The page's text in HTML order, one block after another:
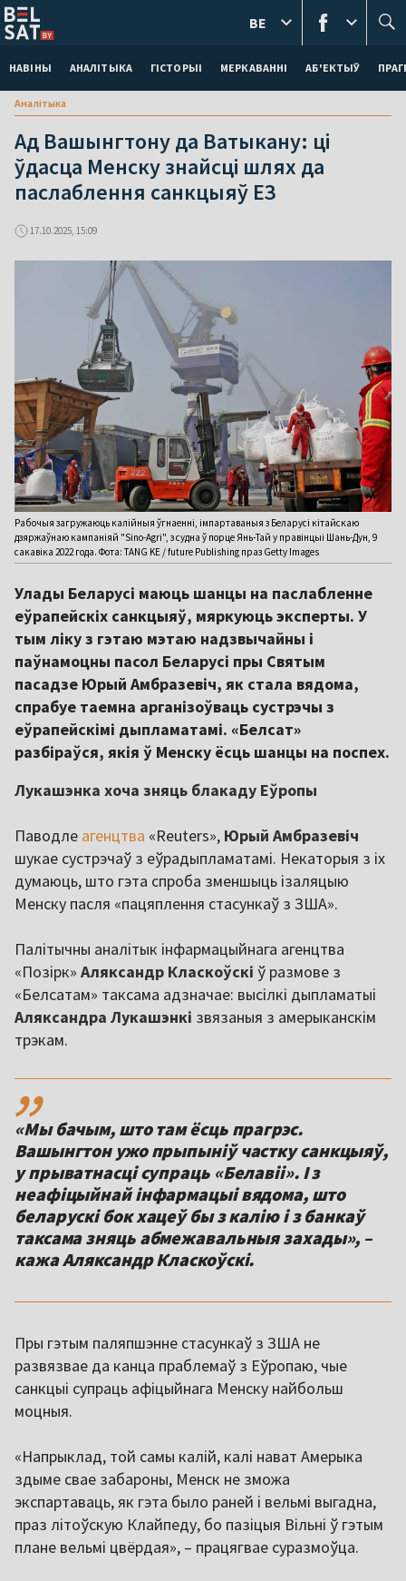
НАВІНЫ АНАЛІТЫКА ГІСТОРЫІ МЕРКАВАННI АБ'ЕКТЫЎ
BE
Аналітыка
Ад Вашынгтону да Ватыкану: ці
ўдасца Менску знайсці шлях да
паслаблення санкцыяў ЕЗ
17.10.2025, 15:09
Рабочыя загружаюць калійныя ўгнаенні, імпартаваныя з Беларусі кітайскаю
дзяржаўнаю кампаніяй "Sino-Agri", з судна ў порце Янь-Тай у правінцыі Шань-Дун, 9
сакавіка 2022 года. Фота: TANG KE / future Publishing праз Getty Images
Улады Беларусі маюць шанцы на паслабленне
еўрапейскіх санкцыяў, мяркуюць эксперты. У
тым ліку з гэтаю мэтаю надзвычайны і
паўнамоцны пасол Беларусі пры Святым
пасадзе Юрый Амбразевіч, як стала вядома,
спрабуе таемна арганізоўваць сустрэчы з
еўрапейскімі дыпламатамі. «Белсат»
разбіраўся, якія ў Менску ёсць шанцы на поспех.
Лукашэнка хоча зняць блакаду Еўропы
Паводле агенцтва «Reuters», Юрый Амбразевіч
шукае сустрэчаў з еўрадыпламатамі. Некаторыя з іх
думаюць, што гэта спроба зменшыць ізаляцыю
Менску пасля «пацяплення стасункаў з ЗША».
Палітычны аналітык інфармацыйнага агенцтва
«Позірк» Аляксандр Класкоўскі ў размове з
«Белсатам» таксама адзначае: высілкі дыпламатыі
Аляксандра Лукашэнкі звязаныя з амерыканскім
трэкам.
,,
«Мы бачым, што там ёсць прагрэс.
Вашынгтон ужо прыпыніў частку санкцыяў,
у прыватнасці супраць «Белавіі». І з
неафіцыйнай інфармацыі вядома, што
беларускі бок хацеў бы з калію і з банкаў
таксама зняць абмежавальныя захады», –
кажа Аляксандр Класкоўскі.
Пры гэтым паляпшэнне стасункаў з ЗША не
развязвае да канца праблемаў з Еўропаю, чые
санкцыі супраць афіцыйнага Менску найбольш
моцныя.
«Напрыклад, той самы калій, калі нават Амерыка
здыме свае забароны, Менск не зможа
экспартаваць, як гэта было раней і вельмі выгадна,
праз літоўскую Клайпеду, бо пазіцыя Вільні ў гэтым
плане вельмі цвёрдая», – працягвае суразмоўца.